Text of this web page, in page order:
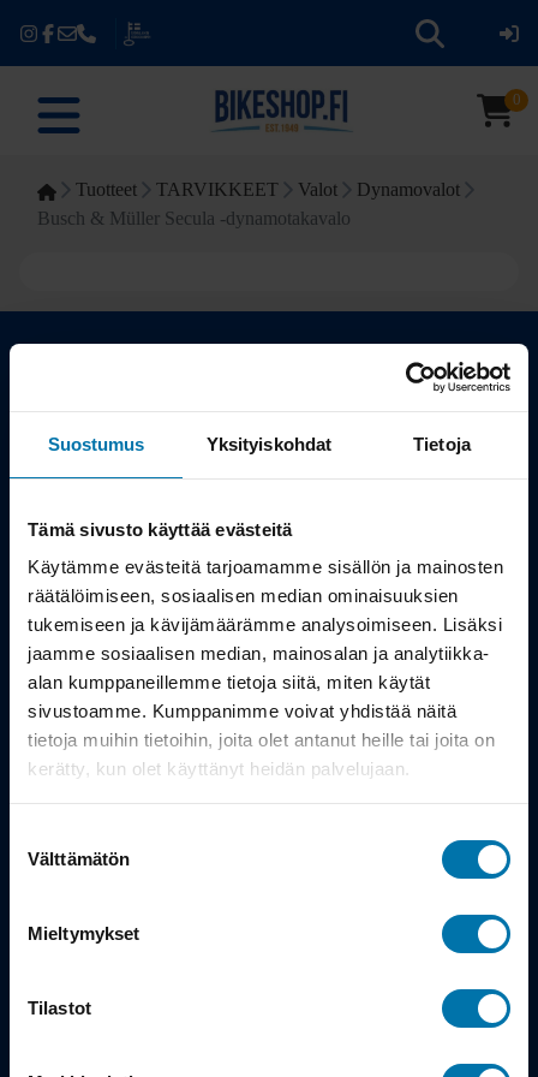
Suostumus Yksityiskohdat Tietoja
Tämä sivusto käyttää evästeitä
Käytämme evästeitä tarjoamamme sisällön ja mainosten
räätälöimiseen, sosiaalisen median ominaisuuksien
tukemiseen ja kävijämäärämme analysoimiseen. Lisäksi
jaamme sosiaalisen median, mainosalan ja analytiikka-
alan kumppaneillemme tietoja siitä, miten käytät
sivustoamme. Kumppanimme voivat yhdistää näitä
tietoja muihin tietoihin, joita olet antanut heille tai joita on
kerätty, kun olet käyttänyt heidän palvelujaan.
valinta
Välttämätön
Mieltymykset
Tilastot
0
Tuotteet TARVIKKEET Valot
Dynamovalot
Busch & Müller Secula -dynamotakavalo
Kauppa
Työsuhdepyörä
Info
Toimitus
Takuu ja palautukset